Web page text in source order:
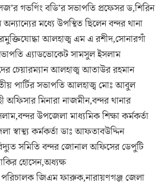
গভর্ণিং বডি’র সভাপতি প্রফেসর ড,শিরিন
মধ্যে উপস্থিত ছিলেন বন্দর থানা
আলহাজ্ব এম এ রশীদ,সোনারগাঁ
এ্যাডভোকেট সামসুল ইসলাম
চেয়ারম্যান আলহাজ্ব আতাউর রহমান
পার্টির সভাপতি আলহাজ্ব মোঃ আবুল
অফিসার মিনারা নাজমীন,বন্দর থানার
উপজেলা মাধ্যমিক শিক্ষা কর্মকর্তা
কর্মকর্তা ডাঃ আফতাবউদ্দিন
সমিতি বন্দর জোনাল অফিসের ডেপুটি
হোসেন,অধ্যক্ষ
পরিচালক জিএম ফারুক,নারায়ণগঞ্জ জেলা